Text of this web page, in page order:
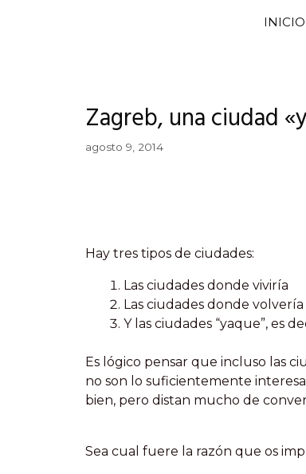
INICIO
Zagreb, una ciudad
agosto 9, 2014
Hay tres tipos de ciudades:
Las ciudades donde viviría
Las ciudades donde volvería
Y las ciudades “yaque”, es
Es lógico pensar que incluso las
no son lo suficientemente
bien, pero distan mucho de
Sea cual fuere la razón que os